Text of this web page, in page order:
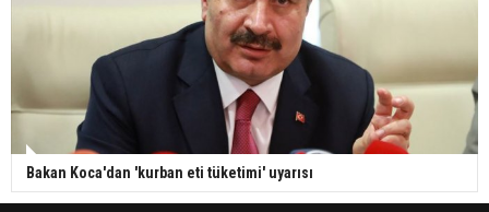
Bakan Koca'dan 'kurban eti tüketimi' uyarısı